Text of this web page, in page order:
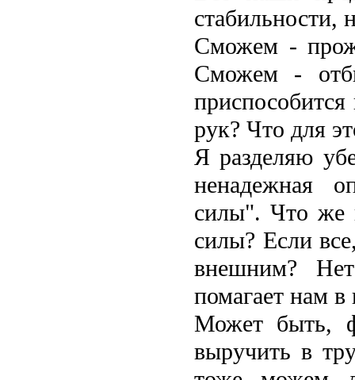
стабильности,
Сможем -
Сможем -
рук? Что для
Я разделяю
ненадежная
силы". Что же
силы? Если
внешним?
помагает нам
Может быть,
выручить в